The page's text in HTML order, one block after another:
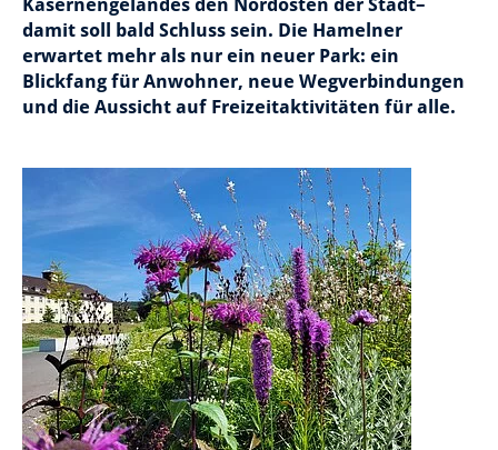
Kasernengeländes den Nordosten der Stadt–
damit soll bald Schluss sein. Die Hamelner
erwartet mehr als nur ein neuer Park: ein
Blickfang für Anwohner, neue Wegverbindungen
und die Aussicht auf Freizeitaktivitäten für alle.